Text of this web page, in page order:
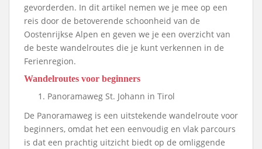
gevorderden. In dit artikel nemen we je mee op een
reis door de betoverende schoonheid van de
Oostenrijkse Alpen en geven we je een overzicht van
de beste wandelroutes die je kunt verkennen in de
Ferienregion.
Wandelroutes voor beginners
Panoramaweg St. Johann in Tirol
De Panoramaweg is een uitstekende wandelroute voor
beginners, omdat het een eenvoudig en vlak parcours
is dat een prachtig uitzicht biedt op de omliggende